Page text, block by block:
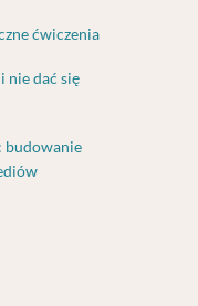
ćwiczenia
nie dać się
budowanie